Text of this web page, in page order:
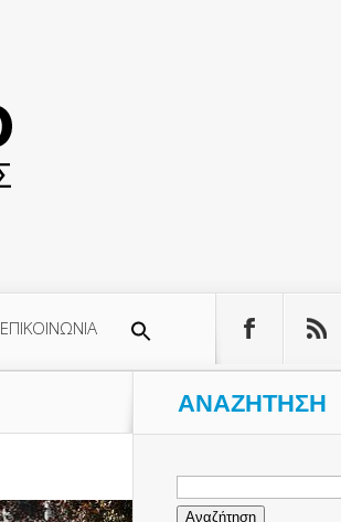
ΕΠΙΚΟΙΝΩΝΙΑ
ΑΝΑΖΉΤΗΣΗ
Αναζήτηση